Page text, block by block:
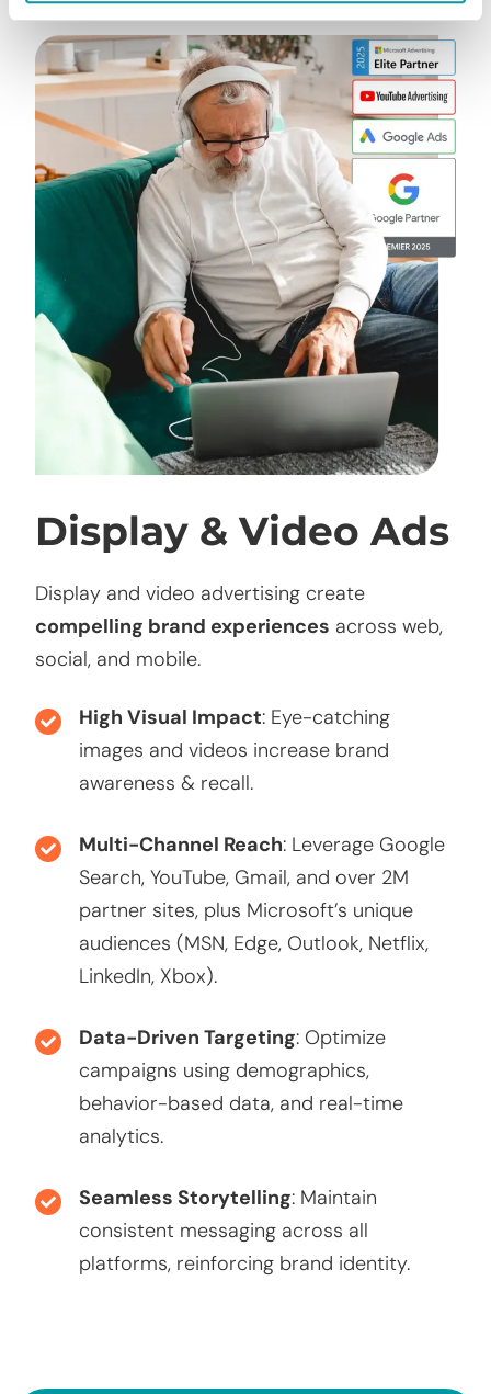
mesurer l'audience et la performance de la Plateforme,
de réaliser des statistiques d'usage ou encore de
personnaliser votre expérience utilisateur. Sauf dans le
cas des boutons de partage sur les réseaux sociaux, les
informations stockées ne sont transmises à aucun tiers.
Votre choix d'accepter ou de refuser les cookies
n'affectera pas votre navigation sur la Plateforme.
Vous pouvez choisir d'accepter ou de refuser l'ensemble
des cookies (sauf les cookies fonctionnels qui sont
nécessaires au fonctionnement du site). Le bouton «
Personnaliser vos choix » vous permet par ailleurs de
paramétrer individuellement les finalités de traitement
des cookies et traceurs que vous souhaitez accepter ou
refuser. Votre choix sera conservé pendant une durée de
[•3] mois, à l'issue de laquelle ce message vous sera à
nouveau affiché.
Vous pouvez modifier votre choix à tout moment en
cliquant sur le lien « Cookies » en bas de page.
Display & Video Ads
Display and video advertising create
compelling brand experiences across web,
social, and mobile.
High Visual Impact: Eye-catching
images and videos increase brand
awareness & recall.
Multi-Channel Reach: Leverage Google
Search, YouTube, Gmail, and over 2M
partner sites, plus Microsoft’s unique
audiences (MSN, Edge, Outlook, Netflix,
LinkedIn, Xbox).
Data-Driven Targeting: Optimize
campaigns using demographics,
behavior-based data, and real-time
analytics.
Seamless Storytelling: Maintain
consistent messaging across all
platforms, reinforcing brand identity.